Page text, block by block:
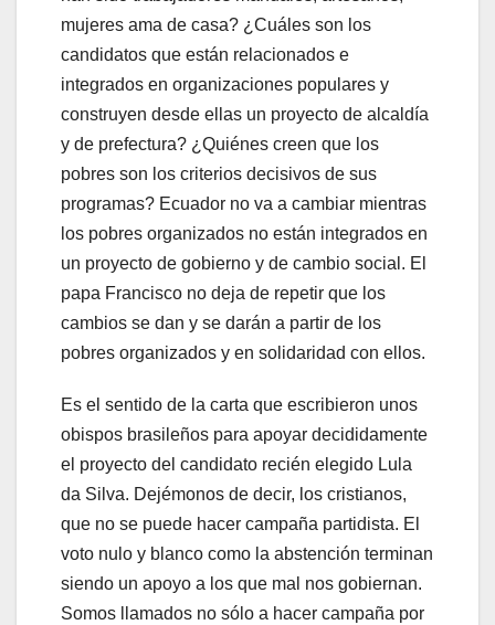
mujeres ama de casa? ¿Cuáles son los
candidatos que están relacionados e
integrados en organizaciones populares y
construyen desde ellas un proyecto de alcaldía
y de prefectura? ¿Quiénes creen que los
pobres son los criterios decisivos de sus
programas? Ecuador no va a cambiar mientras
los pobres organizados no están integrados en
un proyecto de gobierno y de cambio social. El
papa Francisco no deja de repetir que los
cambios se dan y se darán a partir de los
pobres organizados y en solidaridad con ellos.
Es el sentido de la carta que escribieron unos
obispos brasileños para apoyar decididamente
el proyecto del candidato recién elegido Lula
da Silva. Dejémonos de decir, los cristianos,
que no se puede hacer campaña partidista. El
voto nulo y blanco como la abstención terminan
siendo un apoyo a los que mal nos gobiernan.
Somos llamados no sólo a hacer campaña por